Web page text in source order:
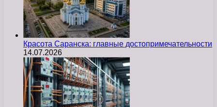
Красота Саранска: главные достопримечательности
14.07.2026